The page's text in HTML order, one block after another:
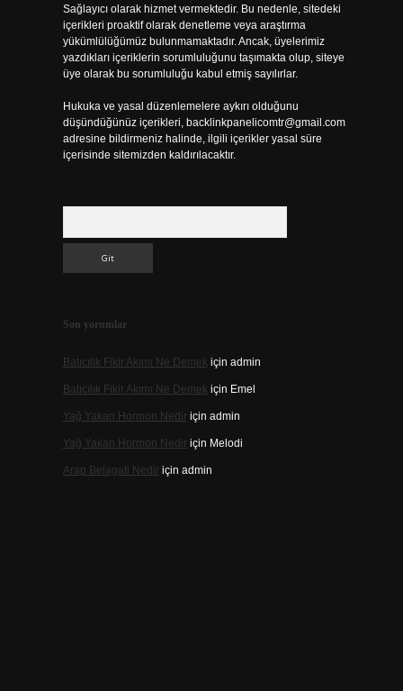
Sağlayıcı olarak hizmet vermektedir. Bu nedenle, sitedeki
içerikleri proaktif olarak denetleme veya araştırma
yükümlülüğümüz bulunmamaktadır. Ancak, üyelerimiz
yazdıkları içeriklerin sorumluluğunu taşımakta olup, siteye
üye olarak bu sorumluluğu kabul etmiş sayılırlar.
Hukuka ve yasal düzenlemelere aykırı olduğunu
düşündüğünüz içerikleri, backlinkpanelicomtr@gmail.com
adresine bildirmeniz halinde, ilgili içerikler yasal süre
içerisinde sitemizden kaldırılacaktır.
Son yorumlar
Batıcılık Fikir Akımı Ne Demek için admin
Batıcılık Fikir Akımı Ne Demek için Emel
Yağ Yakan Hormon Nediriçin admin
Yağ Yakan Hormon Nediriçin Melodi
Arap Belagati Nediriçin admin